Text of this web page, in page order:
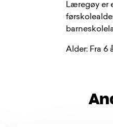
Læregøy er
Alder: Fra 6